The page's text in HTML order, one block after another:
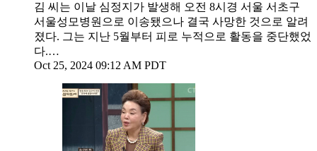
김 씨는 이날 심정지가 발생해 오전 8시경 서울 서초구
서울성모병원으로 이송됐으나 결국 사망한 것으로 알려
졌다. 그는 지난 5월부터 피로 누적으로 활동을 중단했었
다.…
Oct 25, 2024 09:12 AM PDT